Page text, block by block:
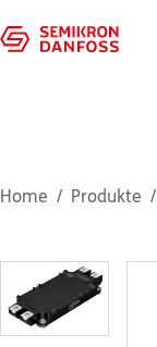
Home Produkte